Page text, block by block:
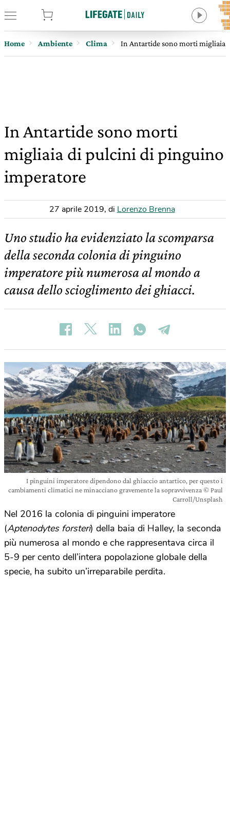
Home Ambiente Clima In Antartide sono morti migliaia
In Antartide sono morti
migliaia di pulcini di pinguino
imperatore
27 aprile 2019, di Lorenzo Brenna
Uno studio ha evidenziato la scomparsa
della seconda colonia di pinguino
imperatore più numerosa al mondo a
causa dello scioglimento dei ghiacci.
I pinguini imperatore dipendono dal ghiaccio antartico, per questo i
cambiamenti climatici ne minacciano gravemente la sopravvivenza © Paul
Carroll/Unsplash
Nel 2016 la colonia di pinguini imperatore
(Aptenodytes forsteri) della baia di Halley, la seconda
più numerosa al mondo e che rappresentava circa il
5-9 per cento dell’intera popolazione globale della
specie, ha subito un’irreparabile perdita.